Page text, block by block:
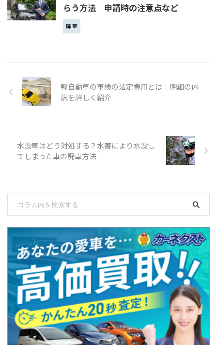
らう方法｜申請時の注意点など
廃車
軽自動車の車検の法定費用とは｜明細の内
訳を詳しく紹介
水没車はどう対処する？水害により水没し
てしまった車の廃車方法